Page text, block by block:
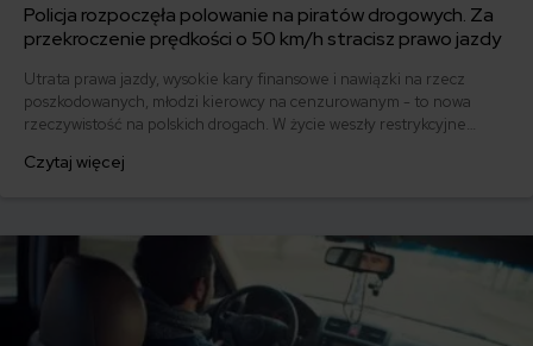
Policja rozpoczęła polowanie na piratów drogowych. Za
przekroczenie prędkości o 50 km/h stracisz prawo jazdy
Utrata prawa jazdy, wysokie kary finansowe i nawiązki na rzecz
poszkodowanych, młodzi kierowcy na cenzurowanym - to nowa
rzeczywistość na polskich drogach. W życie weszły restrykcyjne
obowiązywania nowego prawa policjanci zatrzymali kilkadziesiąt
Czytaj więcej